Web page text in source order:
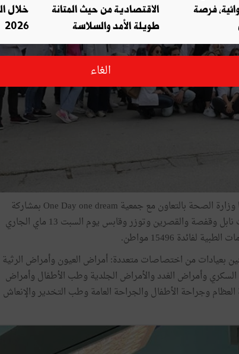
نجحت القافلة الصحية متعددة الاختصاصات التي نظمتها وزارة الصحة بالتعاون مع جمعية One Day one dream بمشاركة
الادارات الجهوية للصحة والسلط الجهوية بكل من ولايات نابل وقفصة والقصرين وتوزر وقابس يوم السبت 13 ماي الجاري
بعيادات من اختصاصات متعددة: أمراض العيون وأمراض الرثية
وأمراض الغدد والأمراض الجلدية وطب الأطفال وأمراض
وجراحة الأطفال والجراحة العامة وطب التخدير والإنعاش
فرصة
الاقتصادية من حيث المتانة
طويلة الأمد والسلاسة
خلال
2026
الغاء